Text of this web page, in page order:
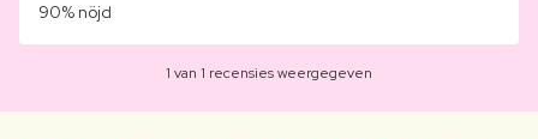
90% nöjd
1 van 1 recensies weergegeven